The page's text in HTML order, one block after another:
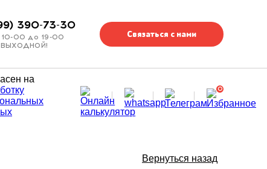
390-73-30
10-00 до 19-00
ВЫХОДНОЙ!
Связаться с нами
на
0
Вернуться назад